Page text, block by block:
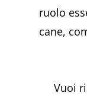
ruolo
cane,
Vuoi